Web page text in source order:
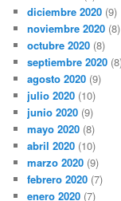
diciembre 2020 (9)
noviembre 2020 (8)
octubre 2020 (8)
septiembre 2020
agosto 2020 (9)
julio 2020 (10)
junio 2020 (9)
mayo 2020 (8)
abril 2020 (10)
marzo 2020 (9)
febrero 2020 (7)
enero 2020 (7)